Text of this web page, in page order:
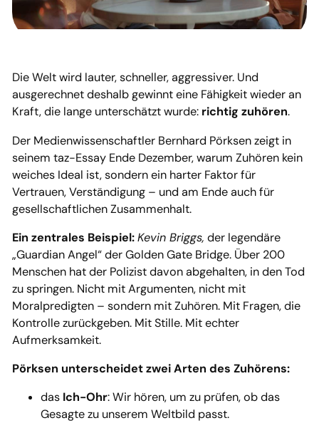
Die Welt wird lauter, schneller, aggressiver. Und
ausgerechnet deshalb gewinnt eine Fähigkeit wieder an
Kraft, die lange unterschätzt wurde: richtig zuhören.
Der Medienwissenschaftler Bernhard Pörksen zeigt in
seinem taz-Essay Ende Dezember, warum Zuhören kein
weiches Ideal ist, sondern ein harter Faktor für
Vertrauen, Verständigung – und am Ende auch für
gesellschaftlichen Zusammenhalt.
Ein zentrales Beispiel:Kevin Briggs, der legendäre
„Guardian Angel“ der Golden Gate Bridge. Über 200
Menschen hat der Polizist davon abgehalten, in den Tod
zu springen. Nicht mit Argumenten, nicht mit
Moralpredigten – sondern mit Zuhören. Mit Fragen, die
Kontrolle zurückgeben. Mit Stille. Mit echter
Aufmerksamkeit.
Pörksen unterscheidet zwei Arten des Zuhörens:
das Ich-Ohr: Wir hören, um zu prüfen, ob das
Gesagte zu unserem Weltbild passt.